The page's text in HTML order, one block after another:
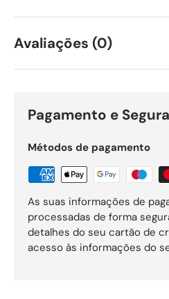
Avaliações (0)
Pagamento e
Métodos de pagamento
As suas informações de
processadas de forma
detalhes do seu cartão de
acesso às informações do